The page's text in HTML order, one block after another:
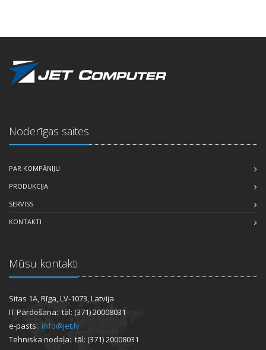
Noderīgas saites
PAR KOMPĀNIJU
PRODUKCIJA
SERVISS
KONTAKTI
Mūsu kontakti
Sitas 1A, Rīga, LV-1073, Latvija
IT Pārdošana: tāl: (371) 20008031
e-pasts: info@jet.lv
Tehniska nodaļa: tāl: (371) 20008031